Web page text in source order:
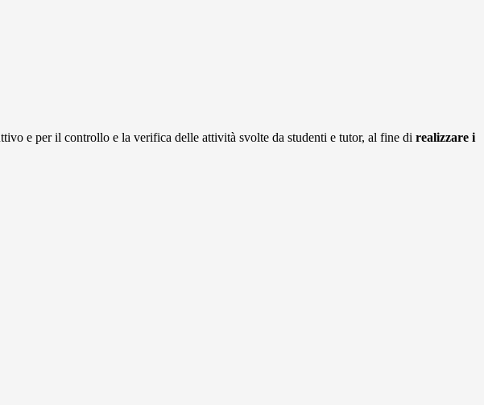
e per il controllo e la verifica delle attività svolte da studenti e tutor, al fine di realizzare i